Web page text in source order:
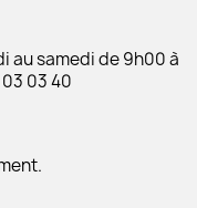
au samedi de 9h00 à
03 40